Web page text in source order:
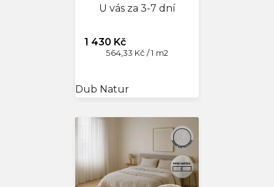
U vás za 3-7 dní
1 430 Kč
Měrná
564,33 Kč / 1 m2
Dub Natur